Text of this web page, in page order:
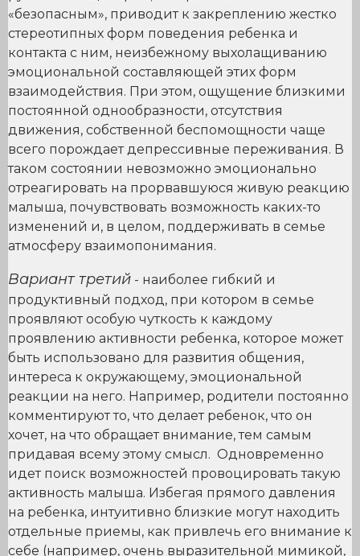
«безопасным», приводит к закреплению жестко
стереотипных форм поведения ребенка и
контакта с ним, неизбежному выхолащиванию
эмоциональной составляющей этих форм
взаимодействия. При этом, ощущение близкими
постоянной однообразности, отсутствия
движения, собственной беспомощности чаще
всего порождает депрессивные переживания. В
таком состоянии невозможно эмоционально
отреагировать на прорвавшуюся живую реакцию
малыша, почувствовать возможность каких-то
изменений и, в целом, поддерживать в семье
атмосферу взаимопонимания.
Вариант третий - наиболее гибкий и
продуктивный подход, при котором в семье
проявляют особую чуткость к каждому
проявлению активности ребенка, которое может
быть использовано для развития общения,
интереса к окружающему, эмоциональной
реакции на него. Например, родители постоянно
комментируют то, что делает ребенок, что он
хочет, на что обращает внимание, тем самым
придавая всему этому смысл. Одновременно
идет поиск возможностей провоцировать такую
активность малыша. Избегая прямого давления
на ребенка, интуитивно близкие могут находить
отдельные приемы, как привлечь его внимание к
себе (например, очень выразительной мимикой,